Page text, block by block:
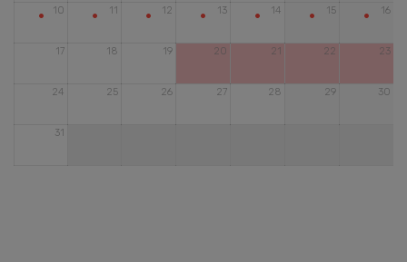
10
• 11
• 12
• 13
• 14
• 15
• 16
•
17 18 19 20 21 22 23
24 25 26 27 28 29 30
31